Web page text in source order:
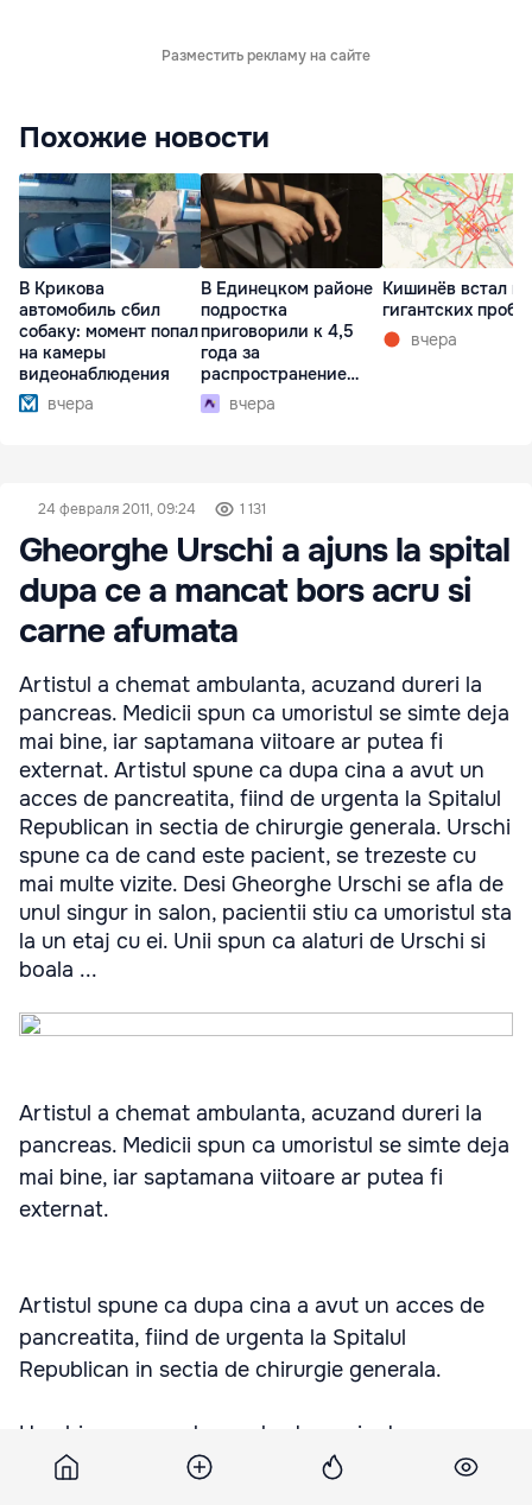
Разместить рекламу на сайте
Похожие новости
В Крикова
автомобиль сбил
собаку: момент попал
на камеры
видеонаблюдения
вчера
В Единецком районе
подростка
приговорили к 4,5
года за
распространение
наркотиков
вчера
Кишинёв встал в
гигантских
вчера
24 февраля 2011, 09:24 1 131
Gheorghe Urschi a ajuns la spital
dupa ce a mancat bors acru si
carne afumata
Artistul a chemat ambulanta, acuzand dureri la
pancreas. Medicii spun ca umoristul se simte deja
mai bine, iar saptamana viitoare ar putea fi
externat. Artistul spune ca dupa cina a avut un
acces de pancreatita, fiind de urgenta la Spitalul
Republican in sectia de chirurgie generala. Urschi
spune ca de cand este pacient, se trezeste cu
mai multe vizite. Desi Gheorghe Urschi se afla de
unul singur in salon, pacientii stiu ca umoristul sta
la un etaj cu ei. Unii spun ca alaturi de Urschi si
boala ...
Artistul a chemat ambulanta, acuzand dureri la
pancreas. Medicii spun ca umoristul se simte deja
mai bine, iar saptamana viitoare ar putea fi
externat.
Artistul spune ca dupa cina a avut un acces de
pancreatita, fiind de urgenta la Spitalul
Republican in sectia de chirurgie generala.
Urschi spune ca de cand este pacient, se
trezeste cu mai multe vizite.